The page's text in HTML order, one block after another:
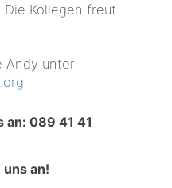
Die Kollegen freut
Andy unter
an: 089 41 41
uns an!